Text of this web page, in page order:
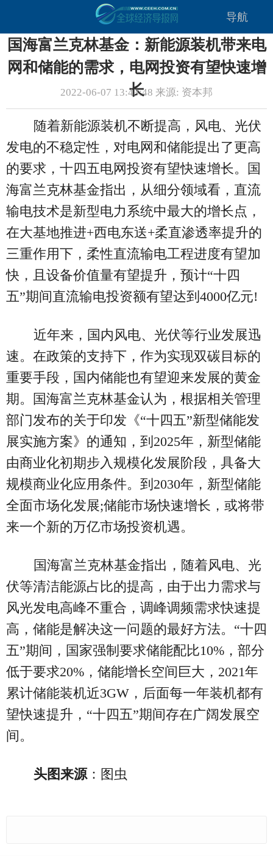
导航
国海富兰克林基金：新能源装机带来电
网和储能的需求，电网投资有望快速增
长
2022-06-07 13:43:48 来源: 资本邦
随着新能源装机不断提高，风电、光伏
发电的不稳定性，对电网和储能提出了更高
的要求，十四五电网投资有望快速增长。国
海富兰克林基金指出，从细分领域看，直流
输电技术是新型电力系统中最大的增长点，
在大基地推进+西电东送+柔直渗透率提升的
三重作用下，柔性直流输电工程进度有望加
快，且设备价值量有望提升，预计“十四
五”期间直流输电投资额有望达到4000亿元!
近年来，国内风电、光伏等行业发展迅
速。在政策的支持下，作为实现双碳目标的
重要手段，国内储能也有望迎来发展的黄金
期。国海富兰克林基金认为，根据相关管理
部门发布的关于印发《“十四五”新型储能发
展实施方案》的通知，到2025年，新型储能
由商业化初期步入规模化发展阶段，具备大
规模商业化应用条件。到2030年，新型储能
全面市场化发展;储能市场快速增长，或将带
来一个新的万亿市场投资机遇。
国海富兰克林基金指出，随着风电、光
伏等清洁能源占比的提高，由于出力需求与
风光发电高峰不重合，调峰调频需求快速提
高，储能是解决这一问题的最好方法。“十四
五”期间，国家强制要求储能配比10%，部分
低于要求20%，储能增长空间巨大，2021年
累计储能装机近3GW，后面每一年装机都有
望快速提升，“十四五”期间存在广阔发展空
间。
头图来源：图虫